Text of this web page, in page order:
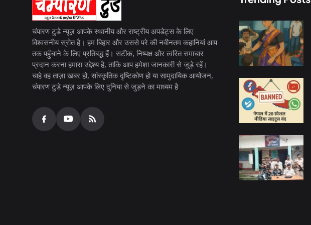
चंपारण टुडे न्यूज़ आपके स्थानीय और राष्ट्रीय अपडेट्स के लिए
विश्वसनीय स्रोत है। हम बिहार और उससे परे की नवीनतम कहानियां आप
तक पहुँचाने के लिए प्रतिबद्ध हैं। सटीक, निष्पक्ष और त्वरित समाचार
प्रदान करना हमारा उद्देश्य है, ताकि आप हमेशा जानकारी से जुड़े रहें।
चाहे वह ताज़ा खबर हो, सांस्कृतिक दृष्टिकोण हो या सामुदायिक आयोजन,
चंपारण टुडे न्यूज़ आपके लिए दुनिया से जुड़ने का माध्यम है